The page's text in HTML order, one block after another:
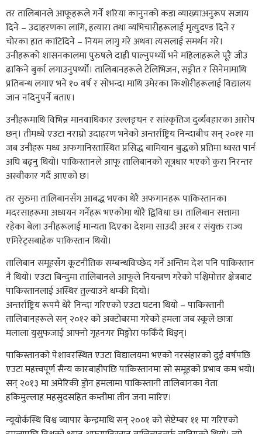
तर तालिबानले आफूहरूले गर्ने शरिया कानुनको कडा व्याख्याअनुरूप सजाय
दिने – उदाहरणका लागि, हत्यारा तथा व्यभिचारीहरूलाई मृत्युदण्ड दिने र
चोरका हात काटिदिने – नियम लागु गरे अथवा त्यसलाई समर्थन गरे।
उनीहरूको शासनकालमा पुरुषले दाह्री पाल्नुपर्थ्यो भने महिलाहरूले पूरै जीउ
ढाकिने बुर्का लगाउनुपर्थ्यो। तालिबानहरूले टेलिभिजन, सङ्गीत र सिनेमामाथि
प्रतिबन्ध लगाए भने १० वर्ष र सोभन्दा माथि उमेरका किशोरीहरूलाई विद्यालय
जान नदिनुपर्ने बताए।
उनीहरूमाथि विभिन्न मानवाधिकार उल्लङ्घन र सांस्कृतिज दुर्व्यवहारका आरोप
छन्। तीमध्ये एउटा नराम्रो उदाहरण भनेको अन्तर्राष्ट्रिय निन्दाबीच सन् २०११ मा
जब उनीहरू मध्य अफगानिस्तास्थित प्रसिद्ध बामियान बुद्धको प्रतिमा ध्वस्त पार्न
अघि बढ्नु थियो। पाकिस्तानले आफू तालिबानको सूत्रधार भएको कुरा निरन्तर
अस्वीकार गर्दै आएको छ।
तर सुरुमा तालिबानसँग आबद्ध भएका धेरै अफगानहरू पाकिस्तानका
मदरसाहरूमा अध्ययन गर्नेहरू भएकोमा थोरै द्विविधा छ। तालिबान सत्तामा
रहेका बेला उनीहरूलाई मान्यता दिएका देशमा साउदी अरब र संयुक्त राज्य
एमिरेट्सबाहेक पाकिस्तान थियो।
तालिबान समूहसँग कूटनीतिक सम्बन्धविच्छेद गर्ने अन्तिम देश पनि पाकिस्तान
नै थियो। एउटा बिन्दुमा तालिबानले आफूले नियन्त्रण गरेको पश्चिमोत्तर क्षेत्रबाट
पाकिस्तानलाई अस्थिर तुल्याउने धम्की दियो।
अन्तर्राष्ट्रिय रूपमै धेरै निन्दा गरिएको एउटा घटना थियो – पाकिस्तानी
तालिबानहरूले सन् २०१२ को अक्टोबरमा गरेको हमला जब स्कूले छात्रा
मलाला युसुफजाई आफ्नो गृहनगर मिङ्गोरा फर्किँदै थिइन्।
पाकिस्तानको पेशावरस्थित एउटा विद्यालयमा भएको नरसंहारको दुई वर्षपछि
एउटा महत्त्वपूर्ण सैन्य कारबाहीपछि पाकिस्तानमा सो समूहको प्रभाव कम भयो।
सन् २०१३ मा अमेरिकी ड्रोन हमलामा पाकिस्तानी तालिबानका नेता
हकिमुल्लाह महसुदसहित कम्तीमा तीन जना मारिए।
न्यूयोर्कस्थि विश्व व्यापार केन्द्रमाथि सन् २००१ को सेप्टेम्बर ११ मा गरिएको